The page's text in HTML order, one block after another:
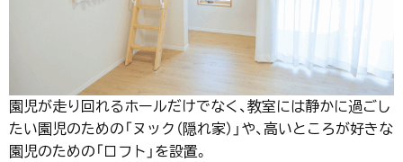
園児が走り回れるホールだけでなく、教室には静かに過ごし
たい園児のための「ヌック（隠れ家）」や、高いところが好きな
園児のための「ロフト」を設置。